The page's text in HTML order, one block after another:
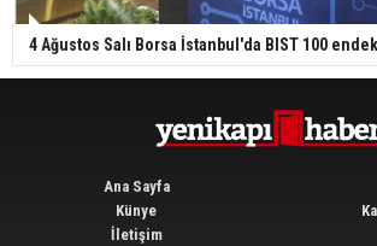
4 Ağustos Salı Borsa İstanbul'da BIST 100
Ana Sayfa
Künye
İletişim